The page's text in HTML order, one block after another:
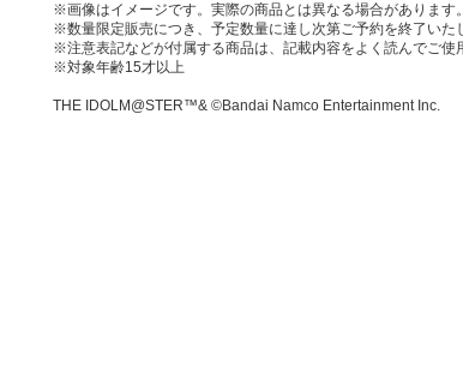
※画像はイメージです。実際の商品とは異なる場合があります。
※数量限定販売につき、予定数量に達し次第ご予約を終了いた
※注意表記などが付属する商品は、記載内容をよく読んでご使
※対象年齢15才以上
THE IDOLM@STER™& ©Bandai Namco Entertainment Inc.